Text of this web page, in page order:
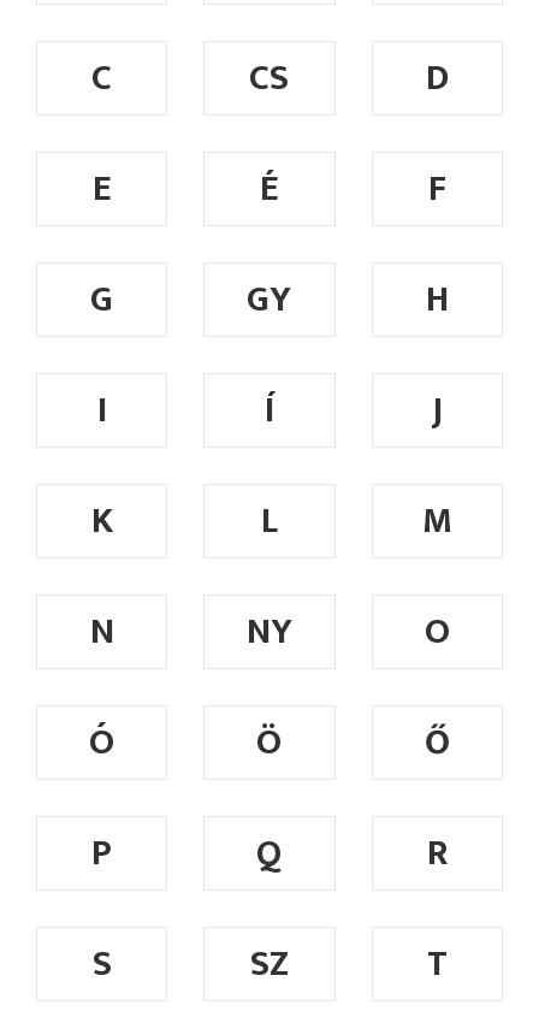
C
CS
D
E
É
F
G
GY
H
I
Í
J
K
L
M
N
NY
O
Ó
Ö
Ő
P
Q
R
S
SZ T